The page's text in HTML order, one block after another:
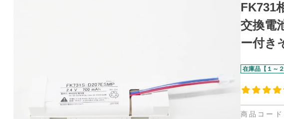
FK731
交換電
ー付き
在庫品【１～
商品コード